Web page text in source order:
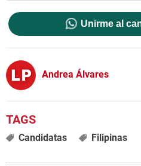
Unirme al
Andrea Álvares
Candidatas Filipinas